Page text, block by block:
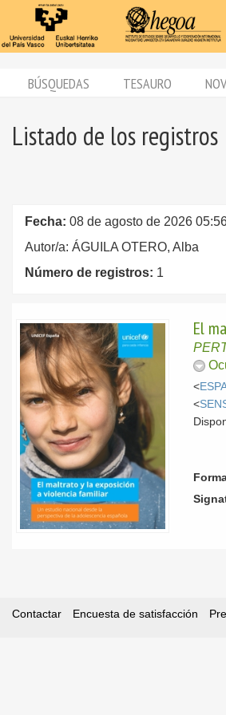
BÚSQUEDAS TESAURO
Listado de los registros
Fecha: 08 de agosto de 2026
Autor/a: ÁGUILA OTERO, Alba
Número de registros: 1
El
<
<
Contactar Encuesta de satisfacción